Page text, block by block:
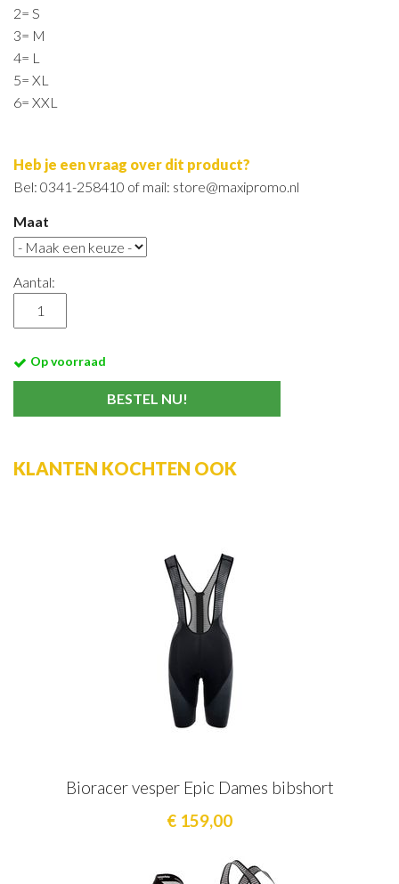
2= S
3= M
4= L
5= XL
6= XXL
Heb je een vraag over dit product?
Bel: 0341-258410 of mail: store@maxipromo.nl
Maat
Aantal:
Op voorraad
KLANTEN KOCHTEN OOK
Bioracer vesper Epic Dames bibshort
€ 159,00